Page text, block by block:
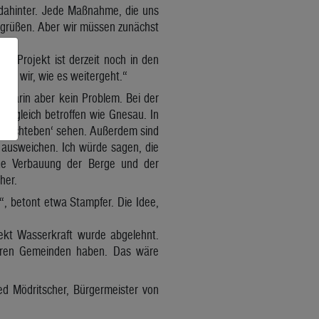
Jede Maßnahme, die uns
Aber wir müssen zunächst
Projekt ist derzeit noch in den
wir, wie es weitergeht.“
darin aber kein Problem. Bei der
gleich betroffen wie Gnesau. In
sehen. Außerdem sind
Ich würde sagen, die
Verbauung der Berge und der
betont etwa Stampfer. Die Idee,
Wasserkraft wurde abgelehnt.
Gemeinden haben. Das wäre
Mödritscher, Bürgermeister von